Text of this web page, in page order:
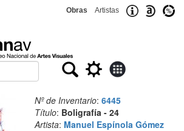
Obras Artistas
Nº de Inventario: 6445
Título: Boligrafía - 24
Artista: Manuel Espínola Gómez